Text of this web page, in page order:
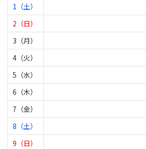
1（土）
2（日）
3（月）
4（火）
5（水）
6（木）
7（金）
8（土）
9（日）